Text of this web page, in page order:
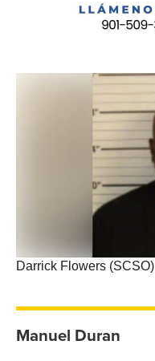
Darrick Flowers (SCSO)
Manuel Duran